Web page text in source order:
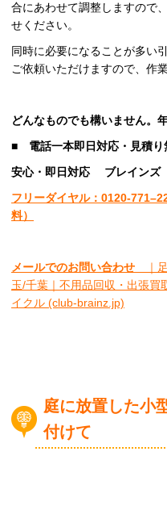
合にあわせて調整しますので
せください。
同時に必要になることが多い
ご依頼いただけますので、作
どんなものでも構いません。
■ 電話一本即日対応・見積
安心・即日対応
ブレインズ
フリーダイヤル：0120-771–
料）
メールでのお問い合わせ
｜
玉/千葉｜不用品回収・出張買
イクル (club-brainz.jp)
庭に放置した小
付けて